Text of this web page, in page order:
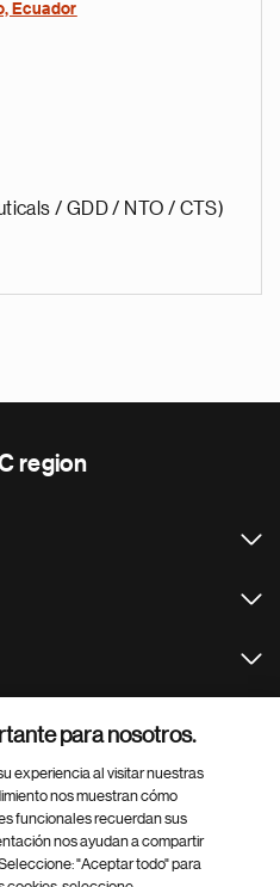
Ecuador
/ GDD / NTO / CTS)
region
para nosotros.
experiencia al visitar nuestras
nos muestran cómo
funcionales recuerdan sus
nos ayudan a compartir
"Aceptar todo" para